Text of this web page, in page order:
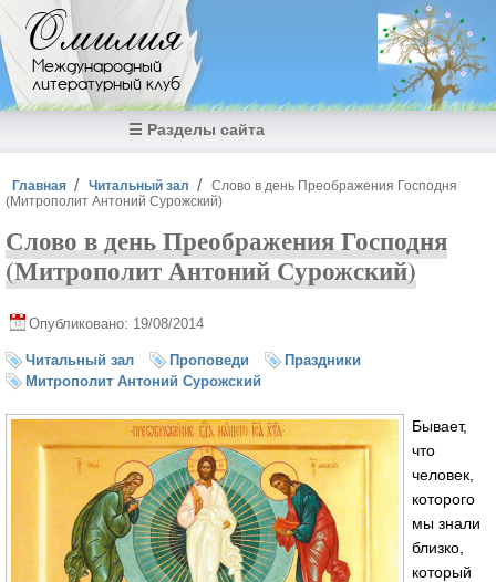
Перейти к основному содержанию
Омилия
Международный
литературный клуб
☰ Разделы сайта
Вы здесь
Главная Читальный зал
Слово в день Преображения Господня
(Митрополит Антоний Сурожский)
Слово в день Преображения Господня
(Митрополит Антоний Сурожский)
Опубликовано: 19/08/2014
Читальный зал Проповеди
Праздники
Митрополит Антоний Сурожский
Бывает,
что
человек,
которого
мы знали
близко,
который